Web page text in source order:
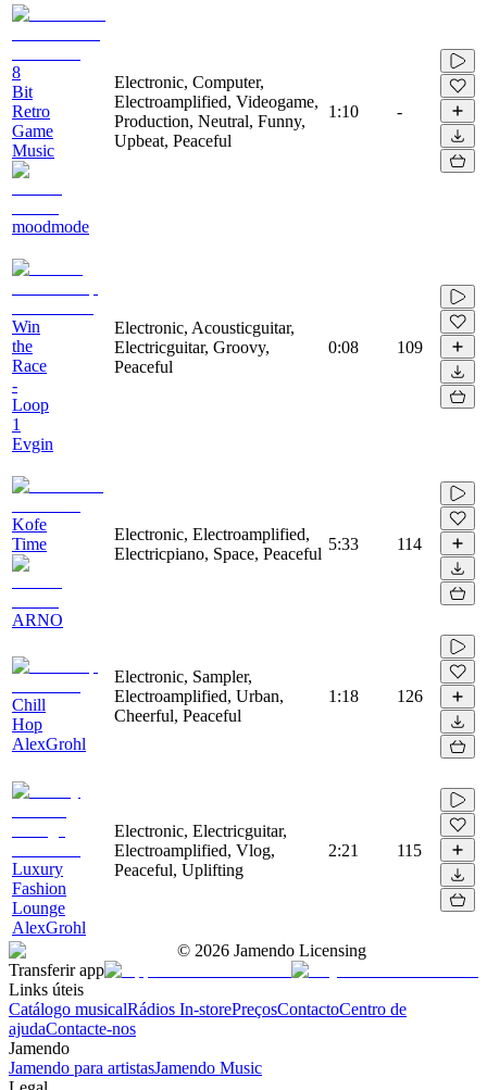
8
Bit
Retro
Game
Music
moodmode
Electronic, Computer,
Electroamplified, Videogame,
Production, Neutral, Funny,
Upbeat, Peaceful
1:10 -
Win
the
Race
-
Loop
1
Evgin
Electronic, Acousticguitar,
Electricguitar, Groovy,
Peaceful
0:08 109
Kofe
Time
ARNO
Electronic, Electroamplified,
Electricpiano, Space, Peaceful
5:33 114
Chill
Hop
AlexGrohl
Electronic, Sampler,
Electroamplified, Urban,
Cheerful, Peaceful
1:18 126
Luxury
Fashion
Lounge
AlexGrohl
Electronic, Electricguitar,
Electroamplified, Vlog,
Peaceful, Uplifting
2:21 115
© 2026 Jamendo Licensing
Transferir app
Links úteis
Catálogo musicalRádios In-storePreçosContactoCentro de
ajudaContacte-nos
Jamendo
Jamendo para artistasJamendo Music